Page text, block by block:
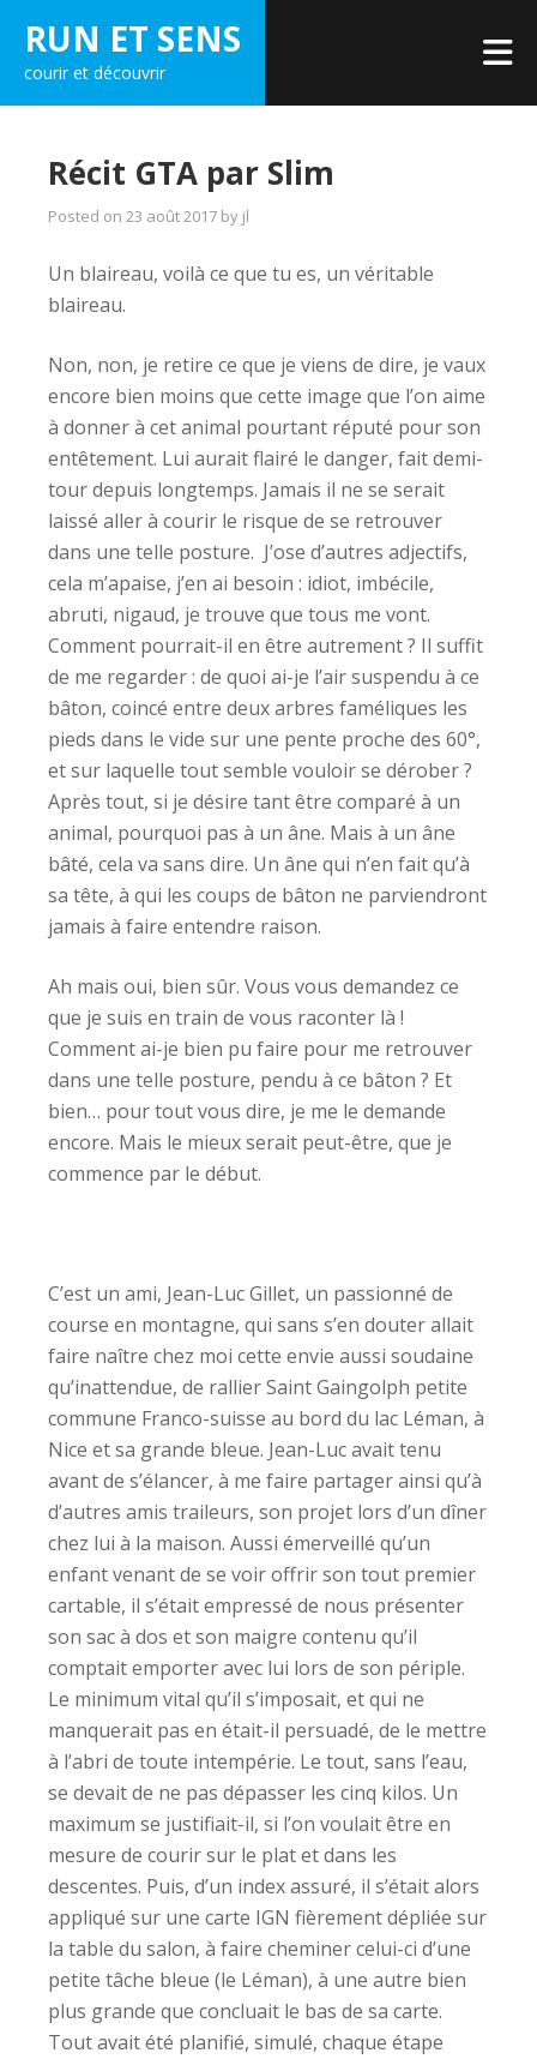
content
RUN ET SENS
courir et découvrir
Récit GTA par Slim
Posted on 23 août 2017 by jl
Un blaireau, voilà ce que tu es, un véritable
blaireau.
Non, non, je retire ce que je viens de dire, je vaux
encore bien moins que cette image que l’on aime
à donner à cet animal pourtant réputé pour son
entêtement. Lui aurait flairé le danger, fait demi-
tour depuis longtemps. Jamais il ne se serait
laissé aller à courir le risque de se retrouver
dans une telle posture. J’ose d’autres adjectifs,
cela m’apaise, j’en ai besoin : idiot, imbécile,
abruti, nigaud, je trouve que tous me vont.
Comment pourrait-il en être autrement ? Il suffit
de me regarder : de quoi ai-je l’air suspendu à ce
bâton, coincé entre deux arbres faméliques les
pieds dans le vide sur une pente proche des 60°,
et sur laquelle tout semble vouloir se dérober ?
Après tout, si je désire tant être comparé à un
animal, pourquoi pas à un âne. Mais à un âne
bâté, cela va sans dire. Un âne qui n’en fait qu’à
sa tête, à qui les coups de bâton ne parviendront
jamais à faire entendre raison.
Ah mais oui, bien sûr. Vous vous demandez ce
que je suis en train de vous raconter là !
Comment ai-je bien pu faire pour me retrouver
dans une telle posture, pendu à ce bâton ? Et
bien… pour tout vous dire, je me le demande
encore. Mais le mieux serait peut-être, que je
commence par le début.
C’est un ami, Jean-Luc Gillet, un passionné de
course en montagne, qui sans s’en douter allait
faire naître chez moi cette envie aussi soudaine
qu’inattendue, de rallier Saint Gaingolph petite
commune Franco-suisse au bord du lac Léman, à
Nice et sa grande bleue. Jean-Luc avait tenu
avant de s’élancer, à me faire partager ainsi qu’à
d’autres amis traileurs, son projet lors d’un dîner
chez lui à la maison. Aussi émerveillé qu’un
enfant venant de se voir offrir son tout premier
cartable, il s’était empressé de nous présenter
son sac à dos et son maigre contenu qu’il
comptait emporter avec lui lors de son périple.
Le minimum vital qu’il s’imposait, et qui ne
manquerait pas en était-il persuadé, de le mettre
à l’abri de toute intempérie. Le tout, sans l’eau,
se devait de ne pas dépasser les cinq kilos. Un
maximum se justifiait-il, si l’on voulait être en
mesure de courir sur le plat et dans les
descentes. Puis, d’un index assuré, il s’était alors
appliqué sur une carte IGN fièrement dépliée sur
la table du salon, à faire cheminer celui-ci d’une
petite tâche bleue (le Léman), à une autre bien
plus grande que concluait le bas de sa carte.
Tout avait été planifié, simulé, chaque étape